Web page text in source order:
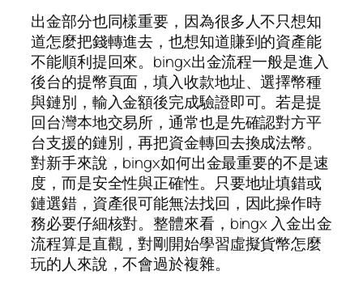
出金部分也同樣重要，因為很多人不只想知
道怎麼把錢轉進去，也想知道賺到的資產能
不能順利提回來。bingx出金流程一般是進入
後台的提幣頁面，填入收款地址、選擇幣種
與鏈別，輸入金額後完成驗證即可。若是提
回台灣本地交易所，通常也是先確認對方平
台支援的鏈別，再把資金轉回去換成法幣。
對新手來說，bingx如何出金最重要的不是速
度，而是安全性與正確性。只要地址填錯或
鏈選錯，資產很可能無法找回，因此操作時
務必要仔細核對。整體來看，bingx 入金出金
流程算是直觀，對剛開始學習虛擬貨幣怎麼
玩的人來說，不會過於複雜。